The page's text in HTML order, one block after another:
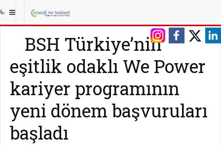
BSH Türkiye’nin
eşitlik odaklı We Power
kariyer programının
yeni dönem başvuruları
başladı